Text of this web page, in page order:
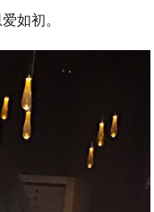
如初。